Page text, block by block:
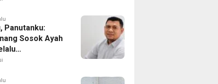
Panutanku:
Sosok Ayah